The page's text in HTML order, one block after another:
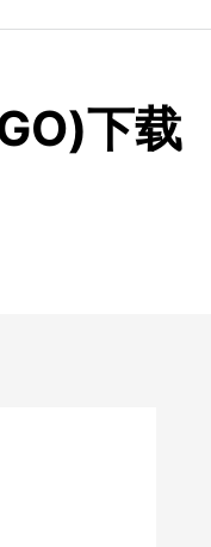
下载